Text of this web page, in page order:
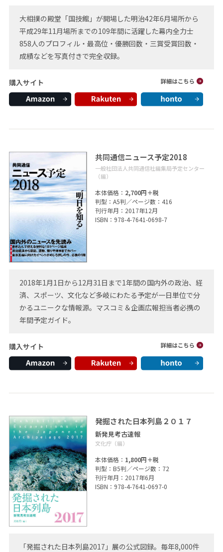
大相撲の殿堂「国技館」が開場した明治42年6月場所から
平成29年11月場所までの109年間に活躍した幕内全力士
858人のプロフィル・最高位・優勝回数・三賞受賞回数・
成績などを写真付きで完全収録。
購入サイト
共同通信ニュース予定2018
一般社団法人共同通信社編集局予定センター
（編）
本体価格： 2,700円＋税
判型：A5判／ページ数：416
刊行年月：2017年12月
ISBN：978-4-7641-0698-7
2018年1月1日から12月31日まで1年間の国内外の政治、経
済、スポーツ、文化など多岐にわたる予定が一日単位で分
かるユニークな情報源。マスコミ＆企画広報担当者必携の
年間予定ガイド。
購入サイト
発掘された日本列島２０１７
新発見考古速報
文化庁（編）
本体価格： 1,800円＋税
判型：B5判／ページ数：72
刊行年月：2017年6月
ISBN：978-4-7641-0697-0
「発掘された日本列島2017」展の公式図録。毎年8,000件